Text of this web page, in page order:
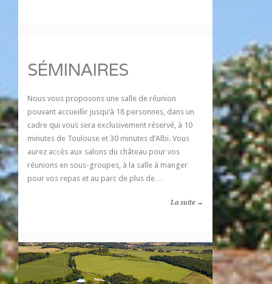
SÉMINAIRES
Nous vous proposons une salle de réunion
pouvant accueillir jusqu’à 18 personnes, dans un
cadre qui vous sera exclusivement réservé, à 10
minutes de Toulouse et 30 minutes d’Albi. Vous
aurez accès aux salons du château pour vos
réunions en sous-groupes, à la salle à manger
pour vos repas et au parc de plus de…
La suite →